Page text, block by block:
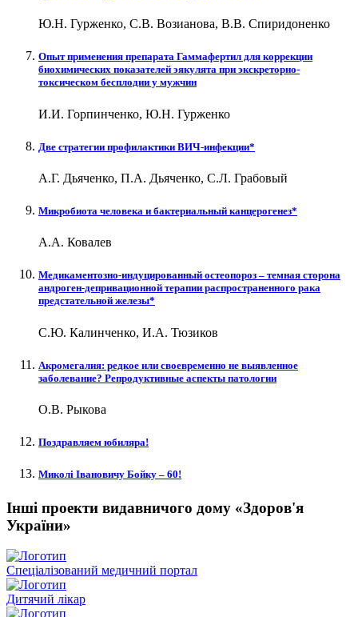
Ю.Н. Гурженко, С.В. Возианова, В.В. Спиридоненко
Опыт применения препарата Гаммафертил для коррекции
биохимических показателей эякулята при экскреторно-
токсическом бесплодии у мужчин
И.И. Горпинченко, Ю.Н. Гурженко
Две стратегии профилактики ВИЧ-инфекции*
А.Г. Дьяченко, П.А. Дьяченко, С.Л. Грабовый
Микробиота человека и бактериальный канцерогенез*
А.А. Ковалев
Медикаментозно-индуцированный остеопороз – темная сторона
андроген-депривационной терапии распространенного рака
предстательной железы*
С.Ю. Калинченко, И.А. Тюзиков
Акромегалия: редкое или своевременно не выявленное
заболевание? Репродуктивные аспекты патологии
О.В. Рыкова
Поздравляем юбиляра!
Миколі Івановичу Бойку – 60!
Інші проекти видавничого дому «Здоров'я
України»
Спеціалізований медичний портал
Дитячий лікар